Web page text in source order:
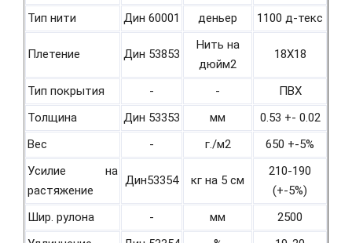
Тип нити Дин 60001 деньер 1100 д-текс
Плетение Дин 53853
Нить на
дюйм2
18Х18
Тип покрытия - -
ПВХ
Толщина
Дин 53353 мм
0.53 +- 0.02
Вес
- г./м2
650 +-5%
Усилие на
растяжение
Дин53354 кг на 5 см
210-190
(+-5%)
Шир. рулона
- мм
2500